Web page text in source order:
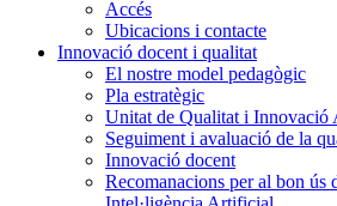
Accés
Ubicacions i contacte
Innovació docent i qualitat
El nostre model pedagògic
Pla estratègic
Unitat de Qualitat i Innovació
Seguiment i avaluació de la
Innovació docent
Recomanacions per al bon ús